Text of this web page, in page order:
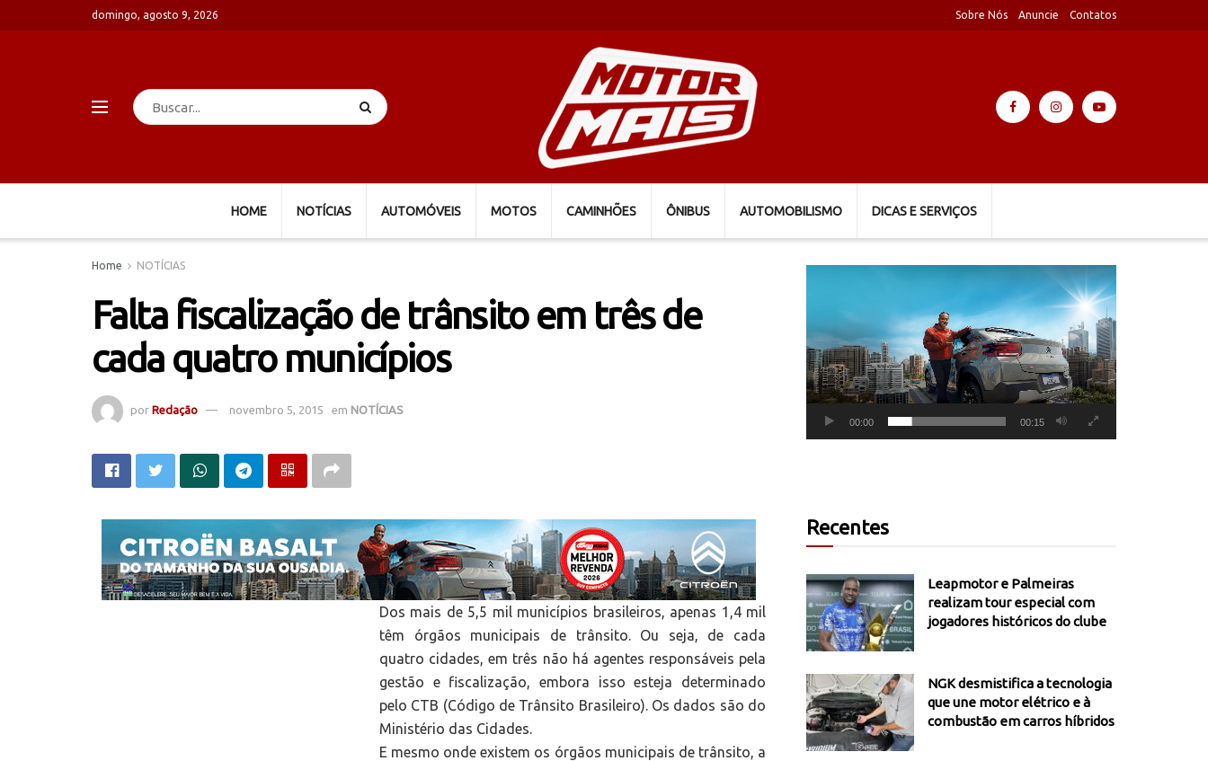
domingo, agosto 9, 2026 Sobre Nós Anuncie Contatos
HOME NOTÍCIAS AUTOMÓVEIS MOTOS CAMINHÕES ÔNIBUS AUTOMOBILISMO DICAS E SERVIÇOS
Home NOTÍCIAS
Falta fiscalização de trânsito em três de
cada quatro municípios
por Redação novembro 5, 2015 em NOTÍCIAS
Dos mais de 5,5 mil municípios brasileiros, apenas 1,4 mil
têm órgãos municipais de trânsito. Ou seja, de cada
quatro cidades, em três não há agentes responsáveis pela
gestão e fiscalização, embora isso esteja determinado
pelo CTB (Código de Trânsito Brasileiro). Os dados são do
Ministério das Cidades.
E mesmo onde existem os órgãos municipais de trânsito, a
00:00 00:15
Recentes
Leapmotor e Palmeiras
realizam tour especial com
jogadores históricos do clube
NGK desmistifica a tecnologia
que une motor elétrico e à
combustão em carros híbridos